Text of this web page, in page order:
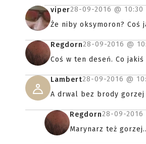
viper28-09-2016 @ 10:30
Że niby oksymoron?
Regdorn28-09-2016 @
Coś w ten deseń. Co
Lambert28-09-2016 @
A drwal bez brody
Regdorn28-09-2016
Marynarz też